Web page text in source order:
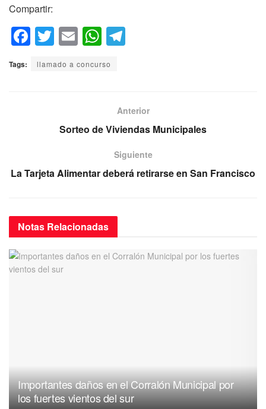
Compartir:
F
a
c
k
T
wi
tt
E
m
ail
W
h
at
p
a
m
Tags: llamado a concurso
Anterior
Sorteo de Viviendas Municipales
Siguiente
La Tarjeta Alimentar deberá retirarse en San Francisco
Notas Relacionadas
Importantes daños en el Corralón Municipal por
los fuertes vientos del sur